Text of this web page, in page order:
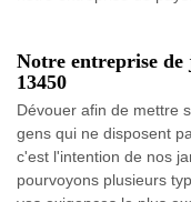
Notre entreprise
13450
Dévouer afin de mettre
gens qui ne disposent
c'est l'intention de nos
pourvoyons plusieurs